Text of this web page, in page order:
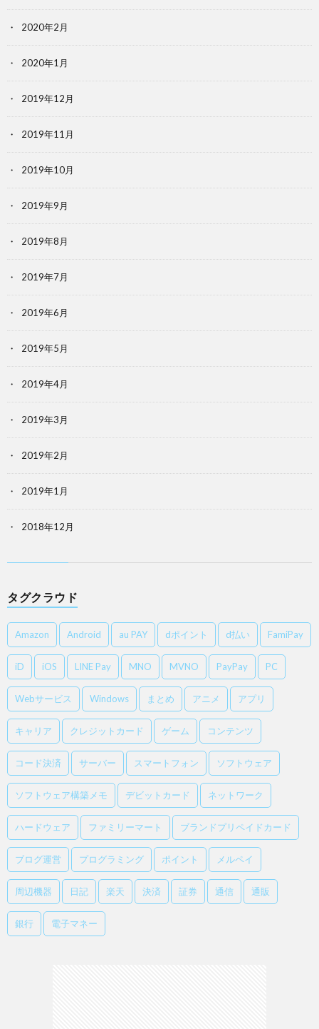
2020年2月
2020年1月
2019年12月
2019年11月
2019年10月
2019年9月
2019年8月
2019年7月
2019年6月
2019年5月
2019年4月
2019年3月
2019年2月
2019年1月
2018年12月
タグクラウド
Amazon Android au PAY dポイント d払い FamiPay
iD iOS LINE Pay MNO MVNO PayPay PC
Webサービス Windows まとめ アニメ アプリ
キャリア クレジットカード ゲーム コンテンツ
コード決済 サーバー スマートフォン ソフトウェア
ソフトウェア構築メモ デビットカード ネットワーク
ハードウェア ファミリーマート ブランドプリペイドカード
ブログ運営 プログラミング ポイント メルペイ
周辺機器 日記 楽天 決済 証券 通信 通販
銀行 電子マネー